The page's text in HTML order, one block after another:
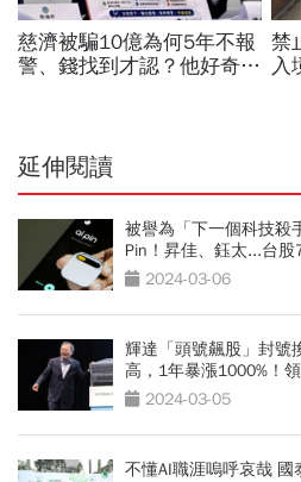
延伸閱讀
被譽為「下一個科技殺
Pin！昇佳、鈺太...台
2024-03-06
輝達「頭號飆股」封號
高，1年暴漲1000%！
2024-03-05
不懂AI職涯嗚呼哀哉